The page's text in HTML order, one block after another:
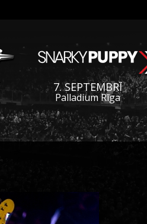
7. SEPTEMBRĪ
Palladium Rīga